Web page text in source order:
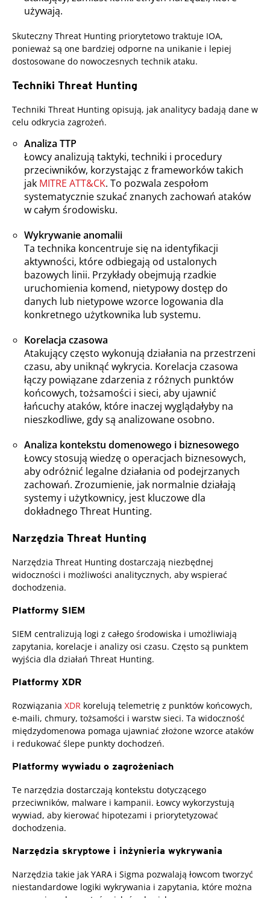
używają.
Skuteczny Threat Hunting priorytetowo traktuje IOA,
ponieważ są one bardziej odporne na unikanie i lepiej
dostosowane do nowoczesnych technik ataku.
Techniki Threat Hunting
Techniki Threat Hunting opisują, jak analitycy badają dane w
celu odkrycia zagrożeń.
Analiza TTP
Łowcy analizują taktyki, techniki i procedury
przeciwników, korzystając z frameworków takich
jak MITRE ATT&CK. To pozwala zespołom
systematycznie szukać znanych zachowań ataków
w całym środowisku.
Wykrywanie anomalii
Ta technika koncentruje się na identyfikacji
aktywności, które odbiegają od ustalonych
bazowych linii. Przykłady obejmują rzadkie
uruchomienia komend, nietypowy dostęp do
danych lub nietypowe wzorce logowania dla
konkretnego użytkownika lub systemu.
Korelacja czasowa
Atakujący często wykonują działania na przestrzeni
czasu, aby uniknąć wykrycia. Korelacja czasowa
łączy powiązane zdarzenia z różnych punktów
końcowych, tożsamości i sieci, aby ujawnić
łańcuchy ataków, które inaczej wyglądałyby na
nieszkodliwe, gdy są analizowane osobno.
Analiza kontekstu domenowego i biznesowego
Łowcy stosują wiedzę o operacjach biznesowych,
aby odróżnić legalne działania od podejrzanych
zachowań. Zrozumienie, jak normalnie działają
systemy i użytkownicy, jest kluczowe dla
dokładnego Threat Hunting.
Narzędzia Threat Hunting
Narzędzia Threat Hunting dostarczają niezbędnej
widoczności i możliwości analitycznych, aby wspierać
dochodzenia.
Platformy SIEM
SIEM centralizują logi z całego środowiska i umożliwiają
zapytania, korelacje i analizy osi czasu. Często są punktem
wyjścia dla działań Threat Hunting.
Platformy XDR
Rozwiązania XDR korelują telemetrię z punktów końcowych,
e-maili, chmury, tożsamości i warstw sieci. Ta widoczność
międzydomenowa pomaga ujawniać złożone wzorce ataków
i redukować ślepe punkty dochodzeń.
Platformy wywiadu o zagrożeniach
Te narzędzia dostarczają kontekstu dotyczącego
przeciwników, malware i kampanii. Łowcy wykorzystują
wywiad, aby kierować hipotezami i priorytetyzować
dochodzenia.
Narzędzia skryptowe i inżynieria wykrywania
Narzędzia takie jak YARA i Sigma pozwalają łowcom tworzyć
niestandardowe logiki wykrywania i zapytania, które można